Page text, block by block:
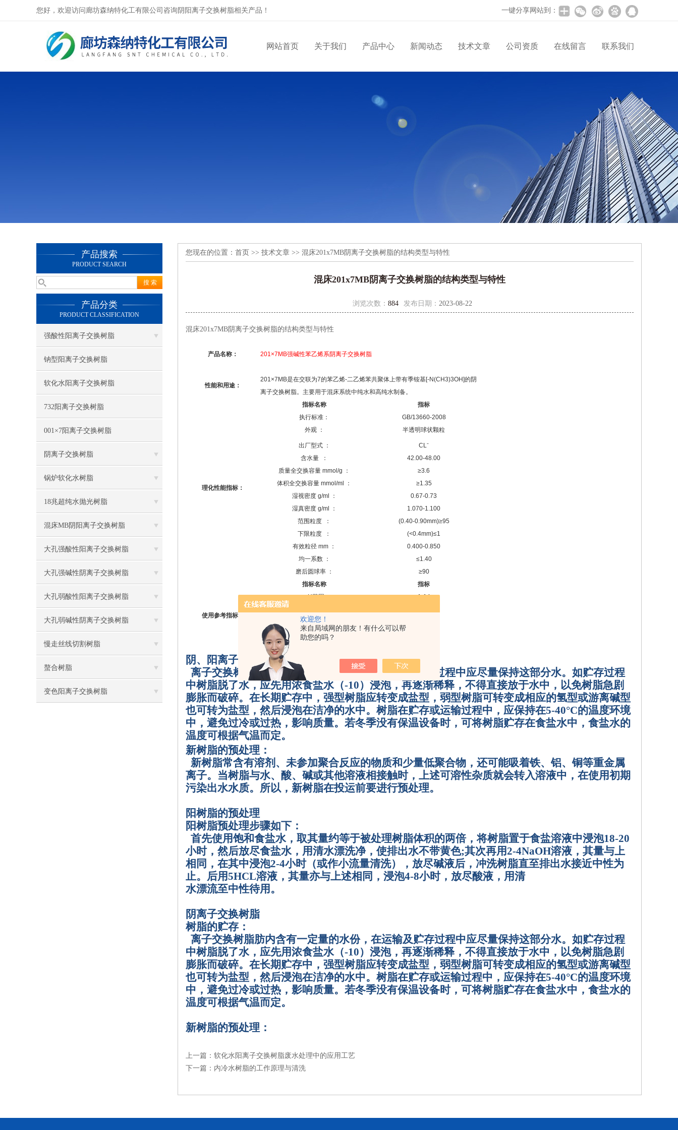
欢迎您！
来自局域网的朋友！有什么可以帮
助您的吗？
您好，欢迎访问廊坊森纳特化工有限公司咨询阴阳离子交换树脂相关产品！ 一键分享网站到：
网站首页 关于我们 产品中心 新闻动态 技术文章 公司资质 在线留言 联系我们
产品搜索
PRODUCT SEARCH
产品分类
PRODUCT CLASSIFICATION
强酸性阳离子交换树脂
钠型阳离子交换树脂
软化水阳离子交换树脂
732阳离子交换树脂
001×7阳离子交换树脂
阴离子交换树脂
锅炉软化水树脂
18兆超纯水抛光树脂
混床MB阴阳离子交换树脂
大孔强酸性阳离子交换树脂
大孔强碱性阴离子交换树脂
大孔弱酸性阳离子交换树脂
大孔弱碱性阴离子交换树脂
慢走丝线切割树脂
螯合树脂
变色阳离子交换树脂
您现在的位置： 首页 >> 技术文章 >> 混床201x7MB阴离子交换树脂的结构类型与特性
混床201x7MB阴离子交换树脂的结构类型与特性
浏览次数： 884 发布日期： 2023-08-22
混床201x7MB阴离子交换树脂的结构类型与特性
产品名称： 201×7MB强碱性苯乙烯系阴离子交换树脂
性能和用途：
201×7MB是在交联为7的苯乙烯-二乙烯苯共聚体上带有季铵基[-N(CH3)3OH]的阴
离子交换树脂。主要用于混床系统中纯水和高纯水制备。
理化性能指标：
指标名称
指标
执行标准：
GB/13660-2008
外观 ： 半透明球状颗粒
出厂型式 ：
CLˉ
含水量
：
42.00-48.00
质量全交换容量 mmol/g ：
≥3.6
体积全交换容量 mmol/ml ：
≥1.35
湿视密度g/ml ：
0.67-0.73
湿真密度g/ml ：
1.070-1.100
范围粒度
： (0.40-0.90mm)≥95
下限粒度
： (<0.4mm)≤1
有效粒径 mm ：
0.400-0.850
均一系数 ：
≤1.40
磨后圆球率 ： ≥90
使用参考指标：
指标名称
指标
pH范围
1-14
转型膨胀率(OHˉ→CLˉ)
工作交换容量mmol/L
阴、阳离子交换树脂树脂的贮存：
离子交换树脂肪内含有一定量的水份，在运输及贮存过程中应尽量保持这部分水。如贮存过程
中树脂脱了水，应先用浓食盐水（-10）浸泡，再逐渐稀释，不得直接放于水中，以免树脂急剧
膨胀而破碎。在长期贮存中，强型树脂应转变成盐型，弱型树脂可转变成相应的氢型或游离碱型
也可转为盐型，然后浸泡在洁净的水中。树脂在贮存或运输过程中，应保持在5-40°C的温度环境
中，避免过冷或过热，影响质量。若冬季没有保温设备时，可将树脂贮存在食盐水中，食盐水的
温度可根据气温而定。
新树脂的预处理：
新树脂常含有溶剂、未参加聚合反应的物质和少量低聚合物，还可能吸着铁、铝、铜等重金属
离子。当树脂与水、酸、碱或其他溶液相接触时，上述可溶性杂质就会转入溶液中，在使用初期
污染出水水质。所以，新树脂在投运前要进行预处理。
阳树脂的预处理
阳树脂预处理步骤如下：
首先使用饱和食盐水，取其量约等于被处理树脂体积的两倍，将树脂置于食盐溶液中浸泡18-20
小时，然后放尽食盐水，用清水漂洗净，使排出水不带黄色;其次再用2-4NaOH溶液，其量与上
相同，在其中浸泡2-4小时（或作小流量清洗），放尽碱液后，冲洗树脂直至排出水接近中性为
止。后用5HCL溶液，其量亦与上述相同，浸泡4-8小时，放尽酸液，用清
水漂流至中性待用。
阴离子交换树脂
树脂的贮存：
离子交换树脂肪内含有一定量的水份，在运输及贮存过程中应尽量保持这部分水。如贮存过程
中树脂脱了水，应先用浓食盐水（-10）浸泡，再逐渐稀释，不得直接放于水中，以免树脂急剧
膨胀而破碎。在长期贮存中，强型树脂应转变成盐型，弱型树脂可转变成相应的氢型或游离碱型
也可转为盐型，然后浸泡在洁净的水中。树脂在贮存或运输过程中，应保持在5-40°C的温度环境
中，避免过冷或过热，影响质量。若冬季没有保温设备时，可将树脂贮存在食盐水中，食盐水的
温度可根据气温而定。
新树脂的预处理：
上一篇： 软化水阳离子交换树脂废水处理中的应用工艺
下一篇： 内冷水树脂的工作原理与清洗